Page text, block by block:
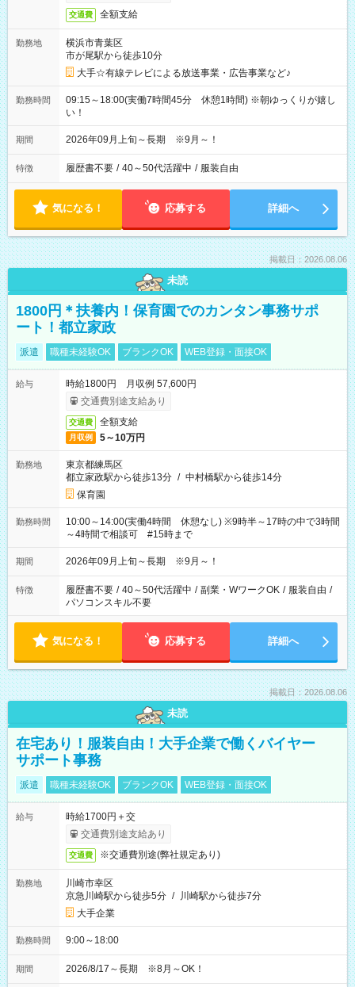
交通費 全額支給
勤務地
横浜市青葉区
市が尾駅から徒歩10分
大手☆有線テレビによる放送事業・広告事業など♪
勤務時間
09:15～18:00(実働7時間45分 休憩1時間) ※朝ゆっくりが嬉し
い！
期間 2026年09月上旬～長期 ※9月～！
特徴 履歴書不要 / 40～50代活躍中 / 服装自由
気になる！ 応募する 詳細へ
掲載日：2026.08.06
未読
1800円＊扶養内！保育園でのカンタン事務サポ
ート！都立家政
派遣 職種未経験OK ブランクOK WEB登録・面接OK
給与
時給1800円 月収例 57,600円
交通費別途支給あり
交通費 全額支給
月収例 5～10万円
勤務地
東京都練馬区
都立家政駅から徒歩13分 / 中村橋駅から徒歩14分
保育園
勤務時間
10:00～14:00(実働4時間 休憩なし) ※9時半～17時の中で3時間
～4時間で相談可 #15時まで
期間 2026年09月上旬～長期 ※9月～！
特徴 履歴書不要 / 40～50代活躍中 / 副業・WワークOK / 服装自由 /
パソコンスキル不要
気になる！ 応募する 詳細へ
掲載日：2026.08.06
未読
在宅あり！服装自由！大手企業で働くバイヤー
サポート事務
派遣 職種未経験OK ブランクOK WEB登録・面接OK
給与
時給1700円＋交
交通費別途支給あり
交通費 ※交通費別途(弊社規定あり)
勤務地
川崎市幸区
京急川崎駅から徒歩5分 / 川崎駅から徒歩7分
大手企業
勤務時間 9:00～18:00
期間 2026/8/17～長期 ※8月～OK！